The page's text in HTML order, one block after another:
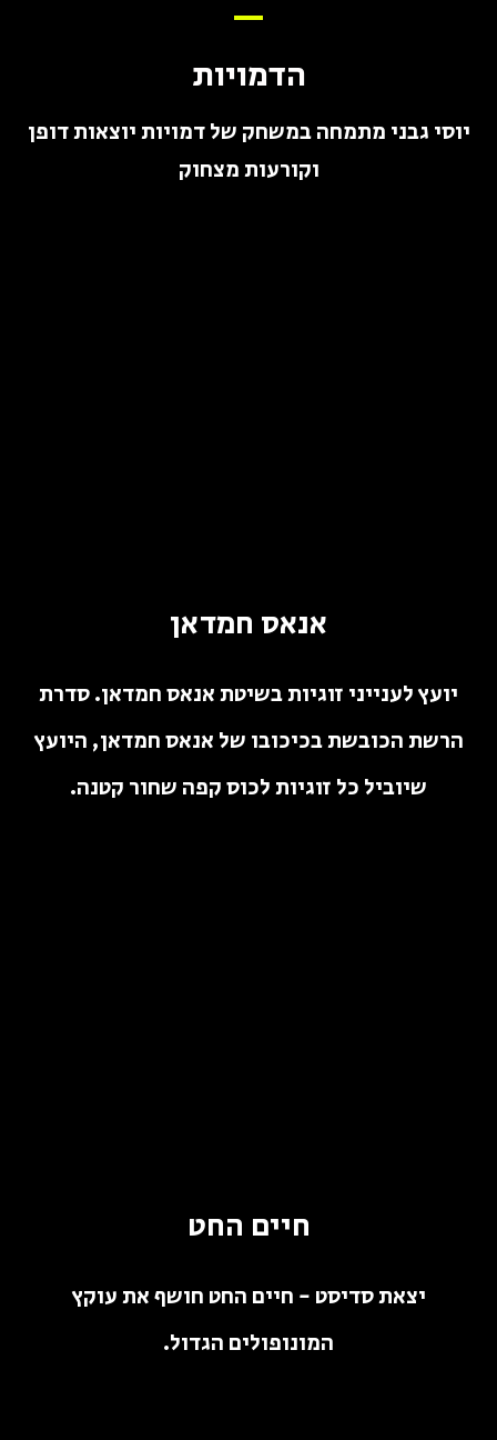
הדמויות
יוסי גבני מתמחה במשחק של דמויות יוצאות דופן
וקורעות מצחוק
אנאס חמדאן
יועץ לענייני זוגיות בשיטת אנאס חמדאן. סדרת
הרשת הכובשת בכיכובו של אנאס חמדאן, היועץ
שיוביל כל זוגיות לכוס קפה שחור קטנה.
חיים החט
יצאת סדיסט - חיים החט חושף את עוקץ
המונופולים הגדול.